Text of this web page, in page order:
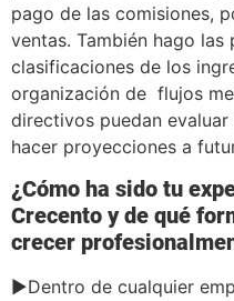
pago de las comisiones,
ventas. También hago
clasificaciones de los
organización de flujos
directivos puedan
hacer proyecciones a
¿Cómo ha sido tu
Crecento y de qué
crecer
►Dentro de cualquier